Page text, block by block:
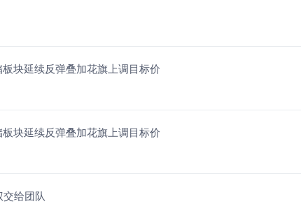
块延续反弹叠加花旗上调目标价
块延续反弹叠加花旗上调目标价
交给团队